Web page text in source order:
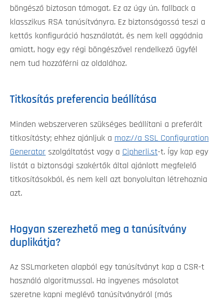
böngésző biztosan támogat. Ez az úgy ún. fallback a
klasszikus RSA tanúsítványra. Ez biztonságossá teszi a
kettős konfiguráció használatát, és nem kell aggódnia
amiatt, hogy egy régi böngészővel rendelkező ügyfél
nem tud hozzáférni az oldalához.
Titkosítás preferencia beállítása
Minden webszerveren szükséges beállítani a preferált
titkosításty; ehhez ajánljuk a moz://a SSL Configuration
Generator szolgáltatást vagy a Cipherli.st-t. Így kap egy
listát a biztonsági szakértők által ajánlott megfelelő
titkosításokból, és nem kell azt bonyolultan létrehoznia
azt.
Hogyan szerezhető meg a tanúsítvány
duplikátja?
Az SSLmarketen alapból egy tanúsítványt kap a CSR-t
használó algoritmussal. Ha ingyenes másolatot
szeretne kapni meglévő tanúsítványáról (más